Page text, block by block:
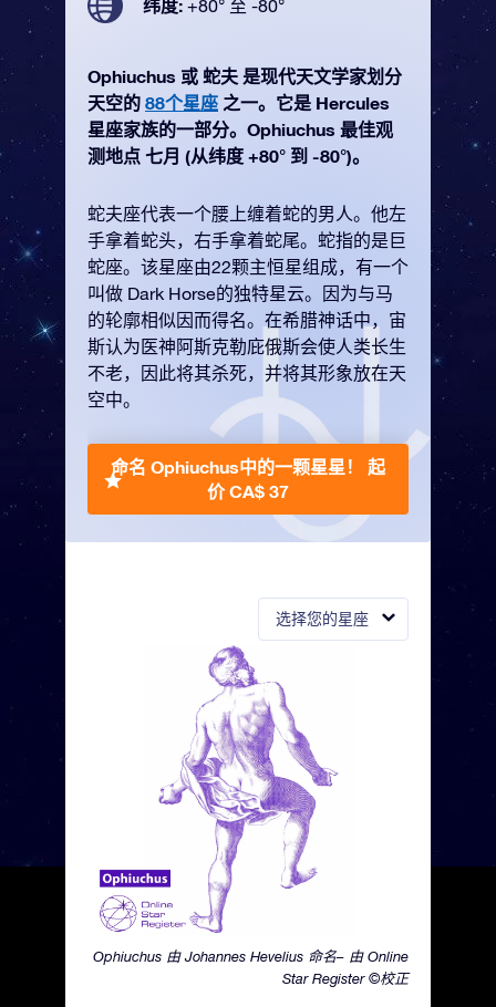
选择您的星座
Ophiuchus 由 Johannes Hevelius 命名– 由 Online
Star Register ©校正
纬度: +80° 至 -80°
Ophiuchus 或 蛇夫 是现代天文学家划分
天空的 88个星座 之一。它是 Hercules
星座家族的一部分。Ophiuchus 最佳观
测地点 七月 (从纬度 +80° 到 -80°)。
蛇夫座代表一个腰上缠着蛇的男人。他左
手拿着蛇头，右手拿着蛇尾。蛇指的是巨
蛇座。该星座由22颗主恒星组成，有一个
叫做 Dark Horse的独特星云。因为与马
的轮廓相似因而得名。在希腊神话中，宙
斯认为医神阿斯克勒庇俄斯会使人类长生
不老，因此将其杀死，并将其形象放在天
空中。
命名 Ophiuchus中的一颗星星！ 起
价 CA$ 37